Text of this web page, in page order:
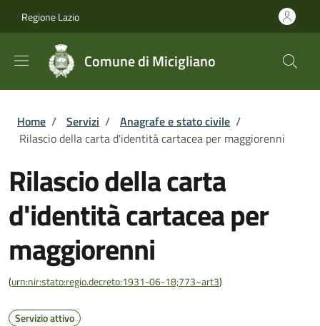
Regione Lazio
Comune di Micigliano
Briciole di pane
Home / Servizi / Anagrafe e stato civile /
Rilascio della carta d'identità cartacea per maggiorenni
Rilascio della carta
d'identità cartacea per
maggiorenni
(urn:nir:stato:regio.decreto:1931-06-18;773~art3)
Servizio attivo